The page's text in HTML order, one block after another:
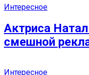
Интересное
Актриса
смешной
Интересное